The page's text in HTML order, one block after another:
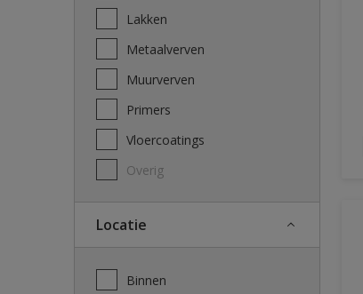
Lakken
Metaalverven
Muurverven
Primers
Vloercoatings
Overig
Locatie
Binnen